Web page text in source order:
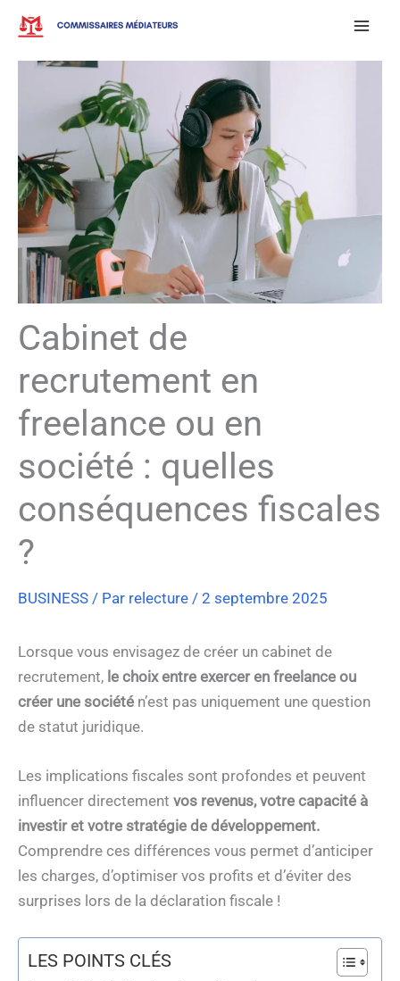
Aller
contenu
Cabinet de
recrutement en
freelance ou en
société : quelles
conséquences fiscales
?
BUSINESS / Par relecture / 2 septembre 2025
Lorsque vous envisagez de créer un cabinet de
recrutement, le choix entre exercer en freelance ou
créer une société n’est pas uniquement une question
de statut juridique.
Les implications fiscales sont profondes et peuvent
influencer directement vos revenus, votre capacité à
investir et votre stratégie de développement.
Comprendre ces différences vous permet d’anticiper
les charges, d’optimiser vos profits et d’éviter des
surprises lors de la déclaration fiscale !
LES POINTS CLÉS